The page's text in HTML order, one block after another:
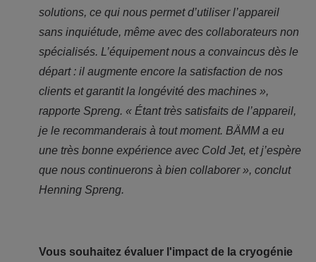
solutions, ce qui nous permet d’utiliser l’appareil
sans inquiétude, même avec des collaborateurs non
spécialisés. L’équipement nous a convaincus dès le
départ : il augmente encore la satisfaction de nos
clients et garantit la longévité des machines »,
rapporte Spreng. « Étant très satisfaits de l’appareil,
je le recommanderais à tout moment. BÄMM a eu
une très bonne expérience avec Cold Jet, et j’espère
que nous continuerons à bien collaborer », conclut
Henning Spreng.
Vous souhaitez évaluer l'impact de la cryogénie